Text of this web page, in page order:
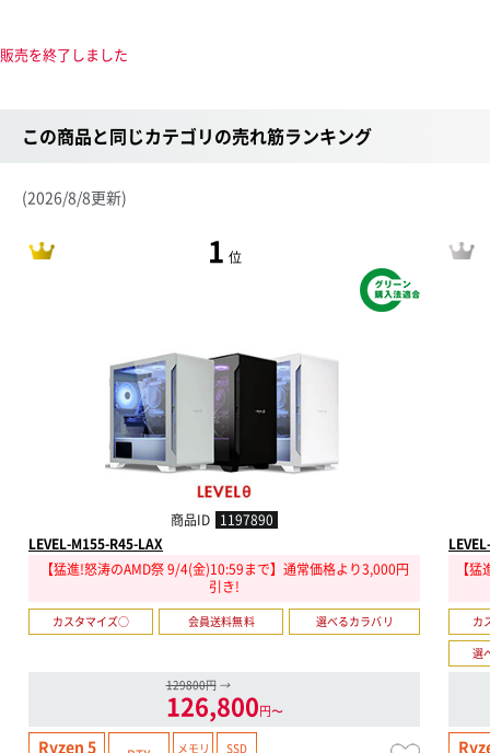
販売を終了しました
この商品と同じカテゴリの売れ筋ランキング
(2026/8/8更新)
1 位
商品ID 1197890
LEVEL-M155-R45-LAX
【猛進!怒涛のAMD祭 9/4(金)10:59まで】通常価格より3,000円
引き!
カスタマイズ○ 会員送料無料 選べるカラバリ
129800円 →
126,800円〜
Ryzen 5 メモリ SSD
【
カ
選